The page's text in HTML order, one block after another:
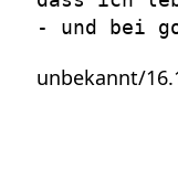
- und bei
unbekannt/